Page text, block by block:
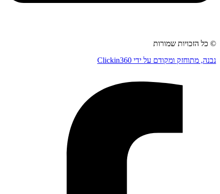
© כל הזכויות שמורות
נבנה, מתוחזק ומקודם על ידי Clickin360